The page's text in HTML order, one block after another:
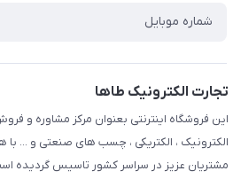
تجارت الکترونیک طاها
این فروشگاه اینترنتی بعنوان مرکز مشاوره و
الکترونیک ، الکتریکی ، چسب های صنعتی و ...
مشتریان عزیز در سراسر کشور تاسیس گردیده